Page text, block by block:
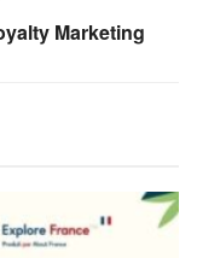
Marketing